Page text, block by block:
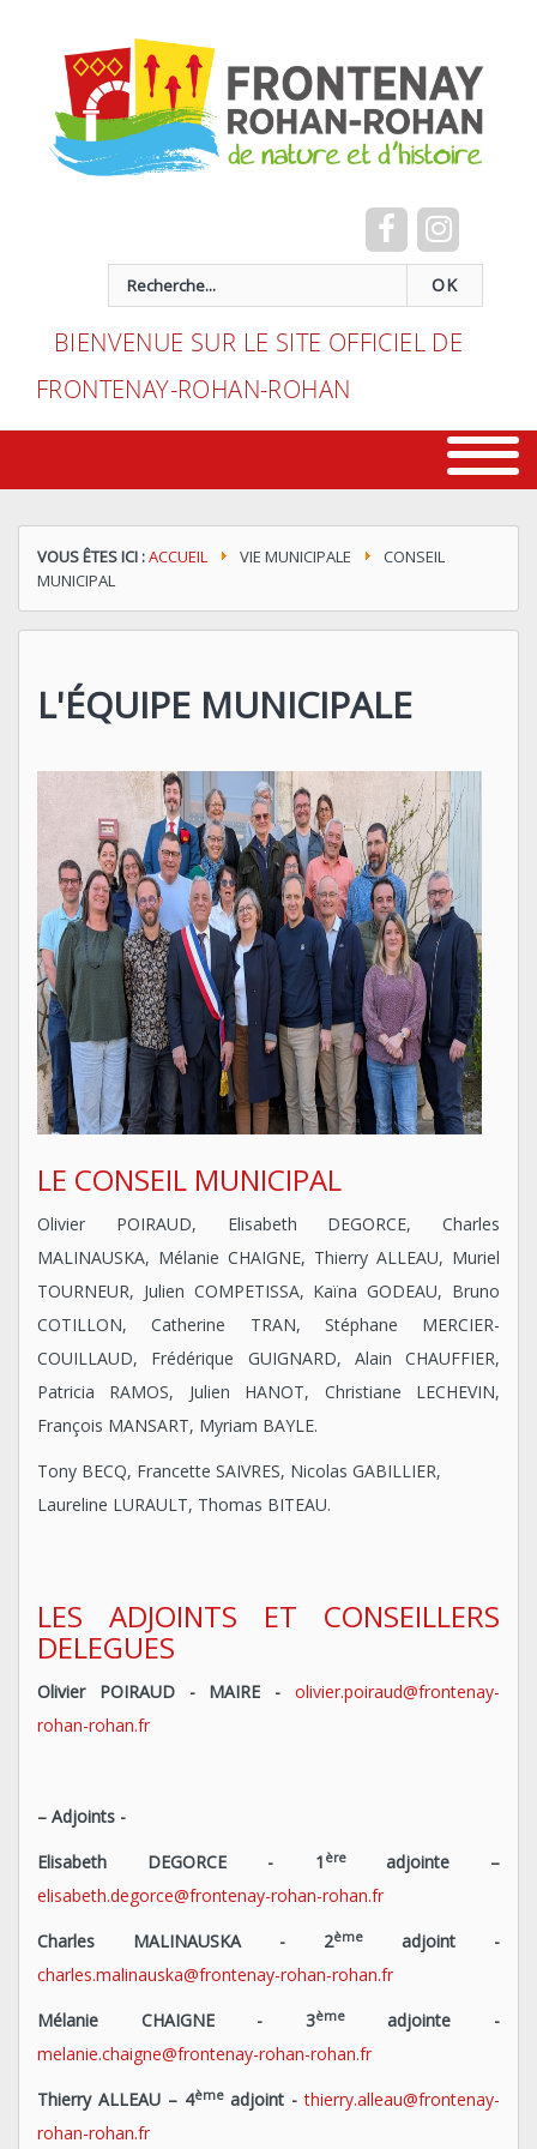
OK
BIENVENUE SUR LE SITE OFFICIEL DE
FRONTENAY-ROHAN-ROHAN
VOUS ÊTES ICI :ACCUEIL VIE MUNICIPALE
CONSEIL
MUNICIPAL
L'ÉQUIPE MUNICIPALE
LE CONSEIL MUNICIPAL
Olivier POIRAUD, Elisabeth DEGORCE, Charles
MALINAUSKA, Mélanie CHAIGNE, Thierry ALLEAU, Muriel
TOURNEUR, Julien COMPETISSA, Kaïna GODEAU, Bruno
COTILLON, Catherine TRAN, Stéphane MERCIER-
COUILLAUD, Frédérique GUIGNARD, Alain CHAUFFIER,
Patricia RAMOS, Julien HANOT, Christiane LECHEVIN,
François MANSART, Myriam BAYLE.
Tony BECQ, Francette SAIVRES, Nicolas GABILLIER,
Laureline LURAULT, Thomas BITEAU.
LES ADJOINTS ET CONSEILLERS
DELEGUES
Olivier POIRAUD - MAIRE - olivier.poiraud@frontenay-
rohan-rohan.fr
– Adjoints -
Elisabeth DEGORCE - 1 ère adjointe –
elisabeth.degorce@frontenay-rohan-rohan.fr
Charles MALINAUSKA
- 2ème
adjoint -
charles.malinauska@frontenay-rohan-rohan.fr
Mélanie CHAIGNE - 3èmeadjointe -
melanie.chaigne@frontenay-rohan-rohan.fr
Thierry ALLEAU – 4èmeadjoint -thierry.alleau@frontenay-
rohan-rohan.fr